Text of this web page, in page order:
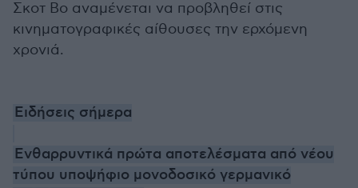
Σκοτ Βο αναμένεται να προβληθεί στις
κινηματογραφικές αίθουσες την ερχόμενη
χρονιά.
Ειδήσεις σήμερα
Ενθαρρυντικά πρώτα αποτελέσματα από νέου
τύπου υποψήφιο μονοδοσικό γερμανικό